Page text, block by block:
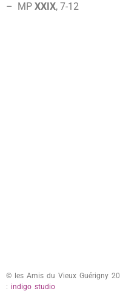
– MP XXIX, 7-12
© les Amis du Vieux Guérigny
: indigo studio